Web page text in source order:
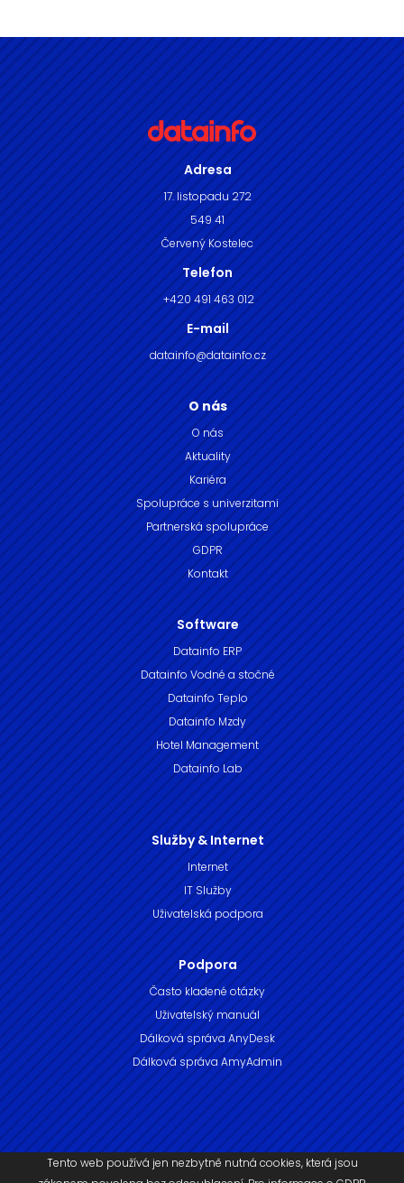
Adresa
17. listopadu 272
549 41
Červený Kostelec
Telefon
+420 491 463 012
E-mail
datainfo@datainfo.cz
O nás
O nás
Aktuality
Kariéra
Spolupráce s univerzitami
Partnerská spolupráce
GDPR
Kontakt
Software
Datainfo ERP
Datainfo Vodné a stočné
Datainfo Teplo
Datainfo Mzdy
Hotel Management
Datainfo Lab
Služby & Internet
Internet
IT Služby
Uživatelská podpora
Podpora
Často kladené otázky
Uživatelský manuál
Dálková správa AnyDesk
Dálková správa AmyAdmin
Tento web používá jen nezbytně nutná cookies, která jsou